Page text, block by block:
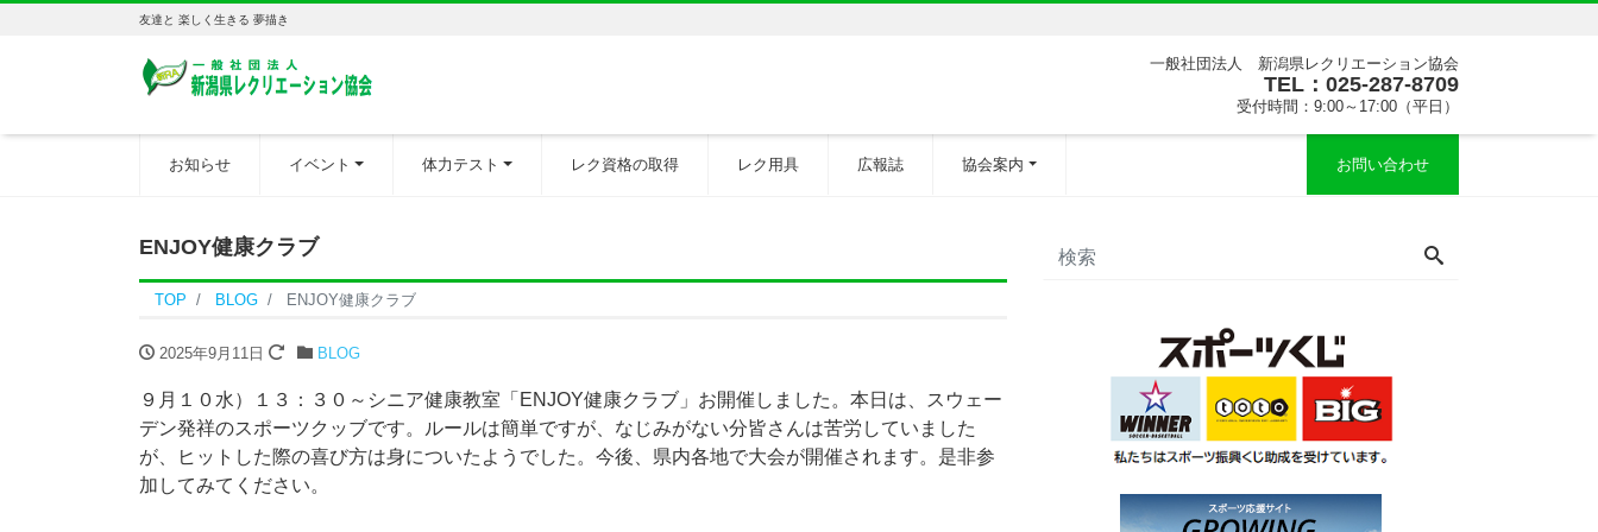
友達と 楽しく生きる 夢描き
一般社団法人 新潟県レクリエーション協会
TEL：025-287-8709
受付時間：9:00～17:00（平日）
お知らせ イベント 体力テスト レク資格の取得 レク用具 広報誌 協会案内 お問い合わせ
ENJOY健康クラブ
TOP BLOG ENJOY健康クラブ
2025年9月11日 BLOG
９月１０水）１３：３０～シニア健康教室「ENJOY健康クラブ」お開催しました。本日は、スウェー
デン発祥のスポーツクッブです。ルールは簡単ですが、なじみがない分皆さんは苦労していました
が、ヒットした際の喜び方は身についたようでした。今後、県内各地で大会が開催されます。是非参
加してみてください。